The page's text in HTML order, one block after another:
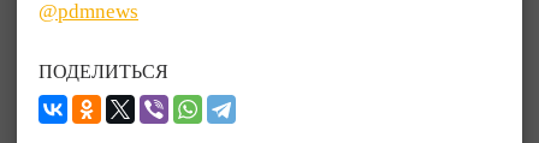
@pdmnews
ПОДЕЛИТЬСЯ